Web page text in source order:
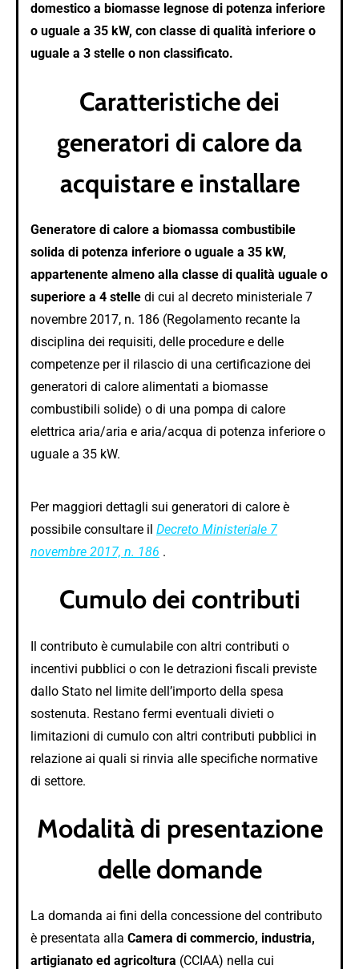
domestico a biomasse legnose di potenza inferiore
o uguale a 35 kW, con classe di qualità inferiore o
uguale a 3 stelle o non classificato.
Caratteristiche dei
generatori di calore da
acquistare e installare
Generatore di calore a biomassa combustibile
solida di potenza inferiore o uguale a 35 kW,
appartenente almeno alla classe di qualità uguale o
superiore a 4 stelle di cui al decreto ministeriale 7
novembre 2017, n. 186 (Regolamento recante la
disciplina dei requisiti, delle procedure e delle
competenze per il rilascio di una certificazione dei
generatori di calore alimentati a biomasse
combustibili solide) o di una pompa di calore
elettrica aria/aria e aria/acqua di potenza inferiore o
uguale a 35 kW.
Per maggiori dettagli sui generatori di calore è
possibile consultare il Decreto Ministeriale 7
novembre 2017, n. 186 .
Cumulo dei contributi
Il contributo è cumulabile con altri contributi o
incentivi pubblici o con le detrazioni fiscali previste
dallo Stato nel limite dell’importo della spesa
sostenuta. Restano fermi eventuali divieti o
limitazioni di cumulo con altri contributi pubblici in
relazione ai quali si rinvia alle specifiche normative
di settore.
Modalità di presentazione
delle domande
La domanda ai fini della concessione del contributo
è presentata alla Camera di commercio, industria,
artigianato ed agricoltura (CCIAA) nella cui